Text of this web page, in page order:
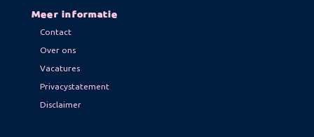
Meer informatie
Contact
Over ons
Vacatures
Privacystatement
Disclaimer